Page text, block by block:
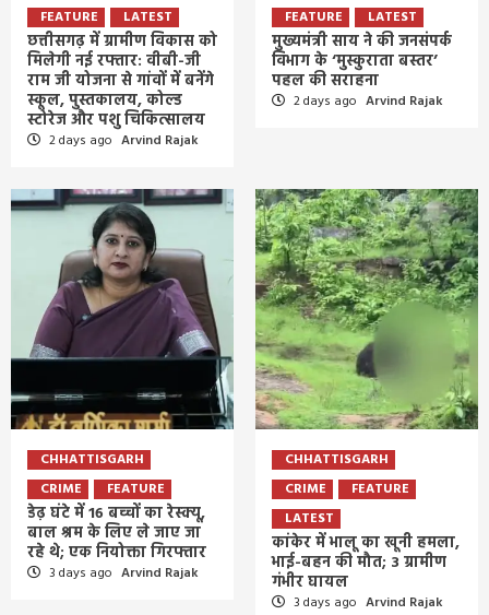
FEATURE LATEST
छत्तीसगढ़ में ग्रामीण विकास को
मिलेगी नई रफ्तार: वीबी-जी
राम जी योजना से गांवों में बनेंगे
स्कूल, पुस्तकालय, कोल्ड
स्टोरेज और पशु चिकित्सालय
2 days ago Arvind Rajak
FEATURE LATEST
मुख्यमंत्री साय ने की जनसंपर्क
विभाग के ‘मुस्कुराता बस्तर’
पहल की सराहना
2 days ago Arvind Rajak
CHHATTISGARH
CRIME
FEATURE
डेढ़ घंटे में 16 बच्चों का रेस्क्यू,
बाल श्रम के लिए ले जाए जा
रहे थे; एक नियोक्ता गिरफ्तार
3 days ago Arvind Rajak
CHHATTISGARH
CRIME
FEATURE
LATEST
कांकेर में भालू का खूनी हमला,
भाई-बहन की मौत; 3 ग्रामीण
गंभीर घायल
3 days ago Arvind Rajak